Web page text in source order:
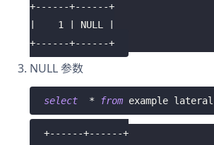
+------+------+
|    1 | NULL |
+------+------+
NULL 参数
select * from example lateral
+------+------+